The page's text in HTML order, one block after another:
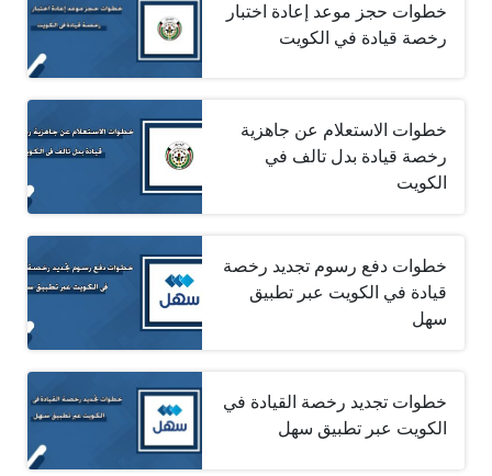
خطوات حجز موعد إعادة اختبار
رخصة قيادة في الكويت
خطوات الاستعلام عن جاهزية
رخصة قيادة بدل تالف في
الكويت
خطوات دفع رسوم تجديد رخصة
قيادة في الكويت عبر تطبيق
سهل
خطوات تجديد رخصة القيادة في
الكويت عبر تطبيق سهل